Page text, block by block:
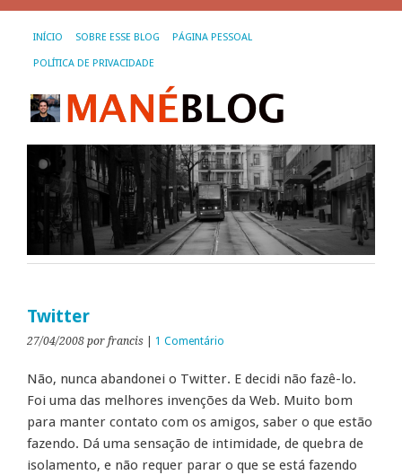
INÍCIO SOBRE ESSE BLOG PÁGINA PESSOAL
POLÍTICA DE PRIVACIDADE
Twitter
27/04/2008 por francis 1 Comentário
Não, nunca abandonei o Twitter. E decidi não fazê-lo.
Foi uma das melhores invenções da Web. Muito bom
para manter contato com os amigos, saber o que estão
fazendo. Dá uma sensação de intimidade, de quebra de
isolamento, e não requer parar o que se está fazendo